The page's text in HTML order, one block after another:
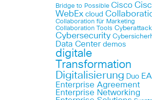
Bridge to Possible Cisco
WebEx cloud
Collaboration für Marketing
Collaboration Tools
Cybersecurity
Data Center demos
digitale
Transformation
Digitalisierung Duo EA
Enterprise Agreement
Enterprise Networking